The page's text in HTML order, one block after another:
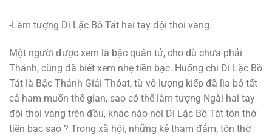
-Làm tượng Di Lặc Bồ Tát hai tay đội thoi vàng.
Một người được xem là bậc quân tử, cho dù chưa phải
Thánh, cũng đã biết xem nhẹ tiền bạc. Huống chi Di Lặc Bồ
Tát là Bậc Thánh Giải Thóat, từ vô lượng kiếp đã lìa bỏ tất
cả ham muốn thế gian, sao có thể làm tượng Ngài hai tay
đội thoi vàng trên đầu, khác nào nói Di Lặc Bồ Tát tôn thờ
tiền bạc sao ? Trong xã hội, những kẻ tham đắm, tôn thờ